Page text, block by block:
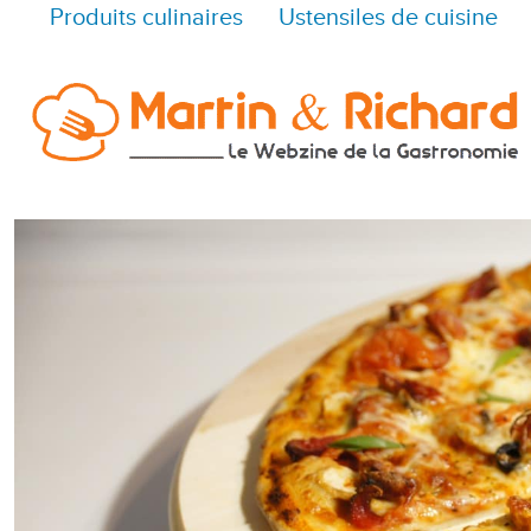
Produits culinaires Ustensiles de cuisine